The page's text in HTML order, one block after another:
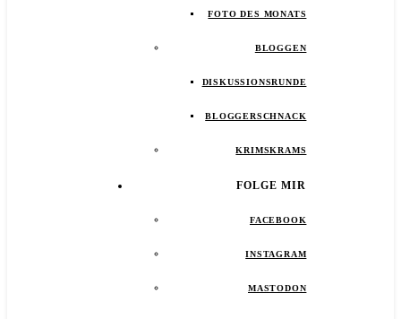
FOTO DES MONATS
BLOGGEN
DISKUSSIONSRUNDE
BLOGGERSCHNACK
KRIMSKRAMS
FOLGE MIR
FACEBOOK
INSTAGRAM
MASTODON